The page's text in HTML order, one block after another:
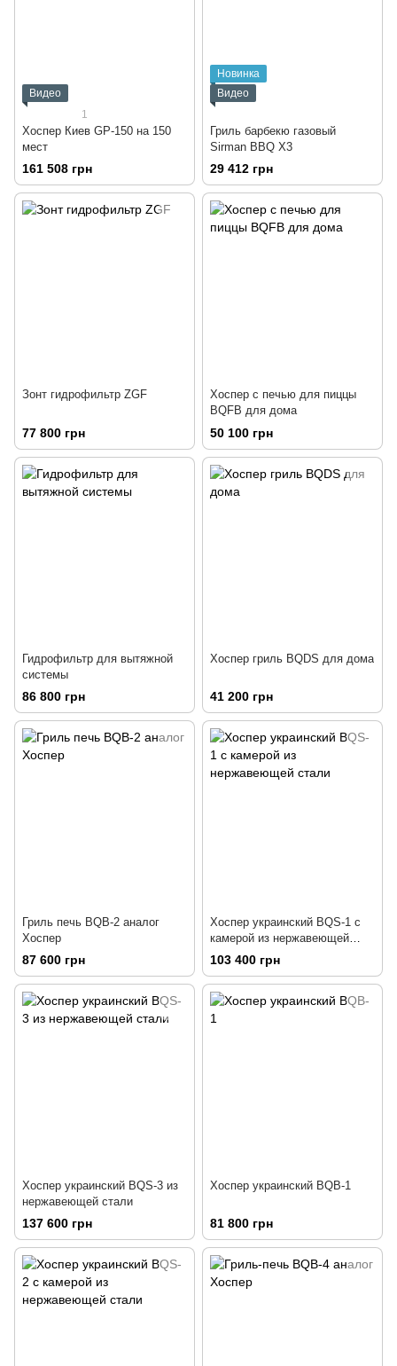
Видео
1
Хоспер Киев GP-150 на 150
мест
161 508 грн
Новинка
Видео
Гриль барбекю газовый
Sirman BBQ X3
29 412 грн
Зонт гидрофильтр ZGF
77 800 грн
Хоспер с печью для пиццы
BQFB для дома
50 100 грн
Гидрофильтр для вытяжной
системы
86 800 грн
Хоспер гриль BQDS для дома
41 200 грн
Гриль печь BQB-2 аналог
Хоспер
87 600 грн
Хоспер украинский BQS-1 с
камерой из нержавеющей
стали
103 400 грн
Хоспер украинский BQS-3 из
нержавеющей стали
137 600 грн
Хоспер украинский BQB-1
81 800 грн